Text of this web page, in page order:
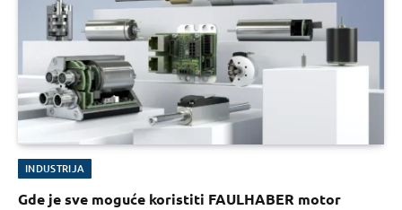
INDUSTRIJA
Gde je sve moguće koristiti FAULHABER motor